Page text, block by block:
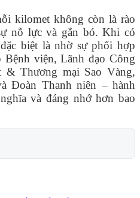
kilomet không còn là rào
nỗ lực và gắn bó. Khi có
biệt là nhờ sự phối hợp
viện, Lãnh đạo Công
Thương mại Sao Vàng,
Đoàn Thanh niên – hành
và đáng nhớ hơn bao